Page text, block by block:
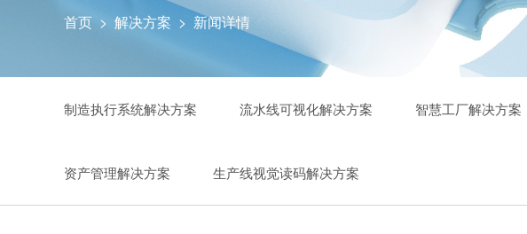
首页 > 解决方案 > 新闻详情
制造执行系统解决方案 流水线可视化解决方案 智慧工厂解决方案
资产管理解决方案 生产线视觉读码解决方案